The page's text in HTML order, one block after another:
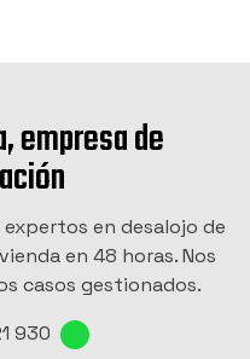
empresa de
en desalojo de
en 48 horas. Nos
casos gestionados.
930